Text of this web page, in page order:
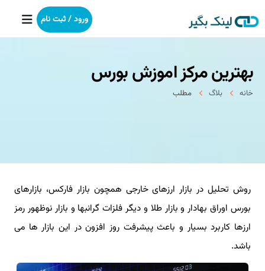
خانه
بکلینک
خدمات ما
درباره ما
آموزش
ورود / ثبت نام
بهترین مركز اموزش بورس
خانه بلاگ مطلب
روش تحلیل در بازار ارزهای خارجی همچون بازار فاركس، بازارهای
بورس اوراق بهادار و بازار طلا و دیگر فلزات گرانبها و بازار نوظهور رمز
ارزها كاربرد بسیار و باعث پیشرفت روز افزون در این بازار ها می
باشد.